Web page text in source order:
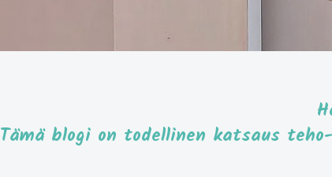
Tämä blogi on todellinen katsaus